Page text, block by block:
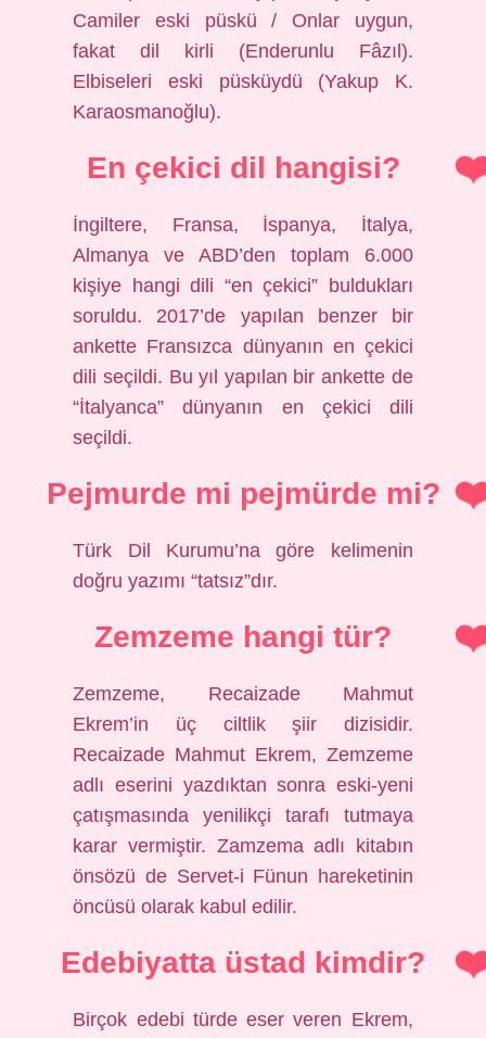
Camiler eski püskü / Onlar uygun,
fakat dil kirli (Enderunlu Fâzıl).
Elbiseleri eski püsküydü (Yakup K.
Karaosmanoğlu).
En çekici dil hangisi?
İngiltere, Fransa, İspanya, İtalya,
Almanya ve ABD’den toplam 6.000
kişiye hangi dili “en çekici” buldukları
soruldu. 2017’de yapılan benzer bir
ankette Fransızca dünyanın en çekici
dili seçildi. Bu yıl yapılan bir ankette de
“İtalyanca” dünyanın en çekici dili
seçildi.
Pejmurde mi pejmürde mi?
Türk Dil Kurumu’na göre kelimenin
doğru yazımı “tatsız”dır.
Zemzeme hangi tür?
Zemzeme, Recaizade Mahmut
Ekrem’in üç ciltlik şiir dizisidir.
Recaizade Mahmut Ekrem, Zemzeme
adlı eserini yazdıktan sonra eski-yeni
çatışmasında yenilikçi tarafı tutmaya
karar vermiştir. Zamzema adlı kitabın
önsözü de Servet-i Fünun hareketinin
öncüsü olarak kabul edilir.
Edebiyatta üstad kimdir?
Birçok edebi türde eser veren Ekrem,